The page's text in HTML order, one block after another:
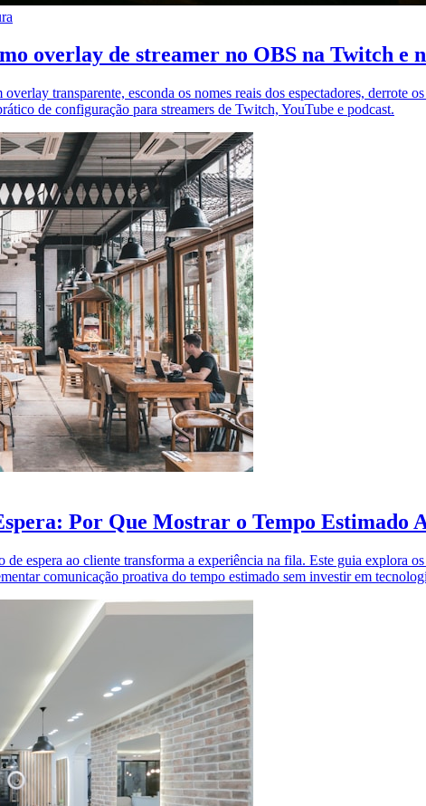
overlay de streamer no OBS na Twitch e
transparente, esconda os nomes reais dos espectadores, derrote
de configuração para streamers de Twitch, YouTube e podcast.
Por Que Mostrar o Tempo Estimado
espera ao cliente transforma a experiência na fila. Este guia explora
comunicação proativa do tempo estimado sem investir em